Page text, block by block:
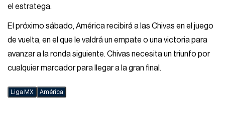
el estratega.
El próximo sábado, América recibirá a las Chivas en el juego
de vuelta, en el que le valdrá un empate o una victoria para
avanzar a la ronda siguiente. Chivas necesita un triunfo por
cualquier marcador para llegar a la gran final.
Liga MX América